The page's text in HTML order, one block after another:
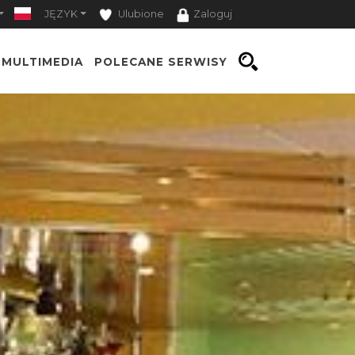
JĘZYK Ulubione Zaloguj
MULTIMEDIA POLECANE SERWISY